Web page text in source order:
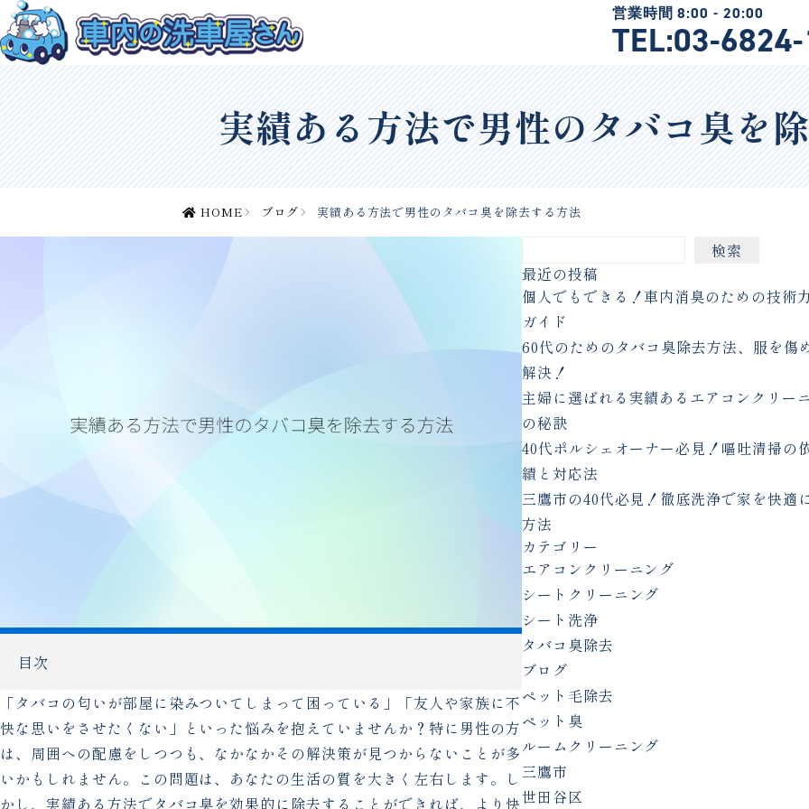
TEL:03-
実績ある方法で男性のタバコ臭を
HOME ブログ 実績ある方法で男性のタバコ臭を除去する方法
目次
「タバコの匂いが部屋に染みついてしまって困っている」「友人や家族に不
快な思いをさせたくない」といった悩みを抱えていませんか？特に男性の方
は、周囲への配慮をしつつも、なかなかその解決策が見つからないことが多
いかもしれません。この問題は、あなたの生活の質を大きく左右します。し
かし、実績ある方法でタバコ臭を効果的に除去することができれば、より快
検索
最近の投稿
個人でもできる！車内消臭のための技術
ガイド
60代のためのタバコ臭除去方法、服を傷
解決！
主婦に選ばれる実績あるエアコンクリー
の秘訣
40代ポルシェオーナー必見！嘔吐清掃の
績と対応法
三鷹市の40代必見！徹底洗浄で家を快適
方法
カテゴリー
エアコンクリーニング
シートクリーニング
シート洗浄
タバコ臭除去
ブログ
ペット毛除去
ペット臭
ルームクリーニング
三鷹市
世田谷区